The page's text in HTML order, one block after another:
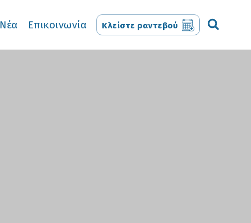
Νέα Επικοινωνία Κλείστε ραντεβού